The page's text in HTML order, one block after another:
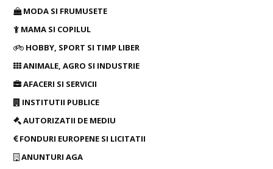
MODA SI FRUMUSETE
MAMA SI COPILUL
HOBBY, SPORT SI TIMP LIBER
ANIMALE, AGRO SI INDUSTRIE
AFACERI SI SERVICII
INSTITUTII PUBLICE
AUTORIZATII DE MEDIU
FONDURI EUROPENE SI LICITATII
ANUNTURI AGA